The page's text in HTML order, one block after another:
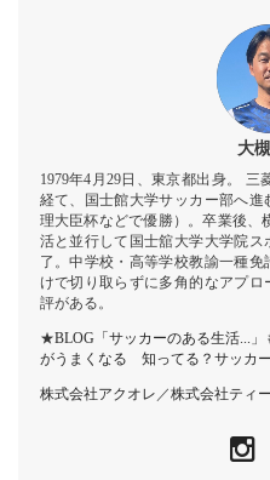
大
1979年4月29日、東京都出身。
経て、国士館大学サッカー部へ
理大臣杯などで優勝）。卒業後、
活と並行して国士舘大学大学院
了。中学校・高等学校教諭一種
けで切り取らずに多角的なアプ
評がある。
★BLOG「サッカーのある生活...」
がうまくなる 知ってる？サッカー
株式会社アクオレ ／株式会社ティ